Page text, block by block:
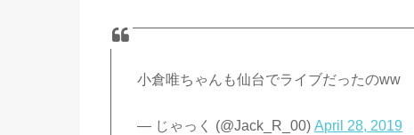
小倉唯ちゃんも仙台でライブだったのww
— じゃっく (@Jack_R_00)April 28, 2019